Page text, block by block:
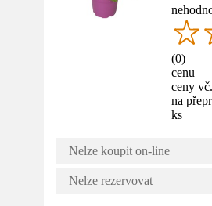
(0)
cenu —
ceny
na
ks
Nelze koupit on-line
Nelze rezervovat